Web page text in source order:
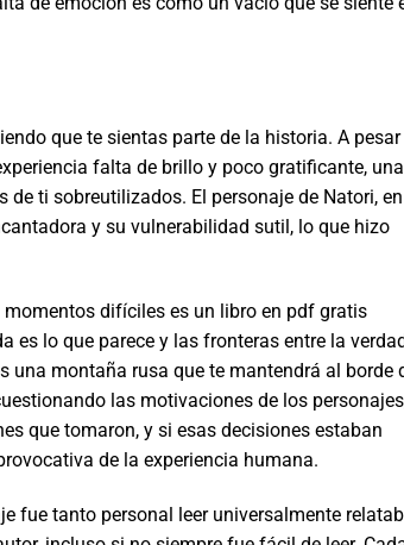
que te sientas parte de la historia. A pesar
falta de brillo y poco gratificante, una
ti sobreutilizados. El personaje de Natori, en
y su vulnerabilidad sutil, lo que hizo
difíciles es un libro en pdf gratis
es lo que parece y las fronteras entre la
montaña rusa que te mantendrá al borde
las motivaciones de los
que tomaron, y si esas decisiones estaban
de la experiencia humana.
fue tanto personal leer universalmente